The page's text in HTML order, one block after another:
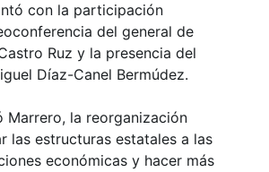
con la participación
del general de
Ruz y la presencia del
Díaz-Canel Bermúdez.
Marrero, la reorganización
las estructuras estatales a las
económicas y hacer más